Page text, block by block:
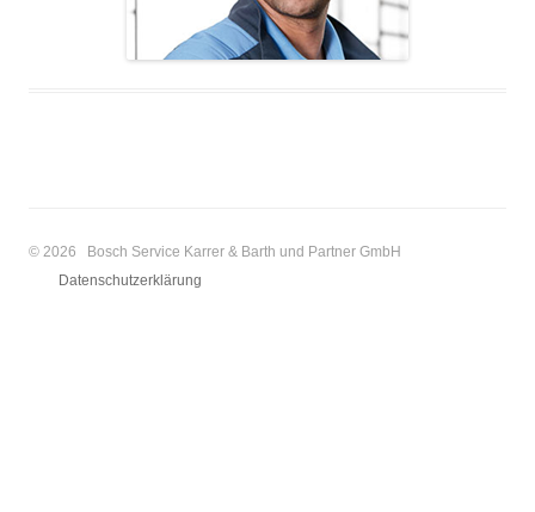
© 2026 Bosch Service Karrer & Barth und Partner GmbH
Datenschutzerklärung